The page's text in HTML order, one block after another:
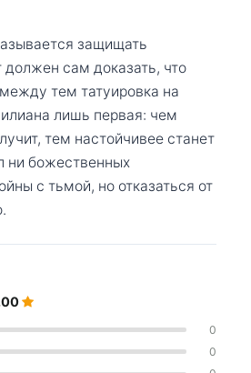
защищать
должен сам доказать, что
тем татуировка на
лишь первая: чем
тем настойчивее станет
ни божественных
с тьмой, но отказаться от
0
0